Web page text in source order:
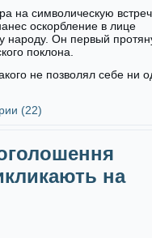
на символическую
оскорбление в лице
народу. Он первый
поклона.
не позволял себе ни
(22)
на